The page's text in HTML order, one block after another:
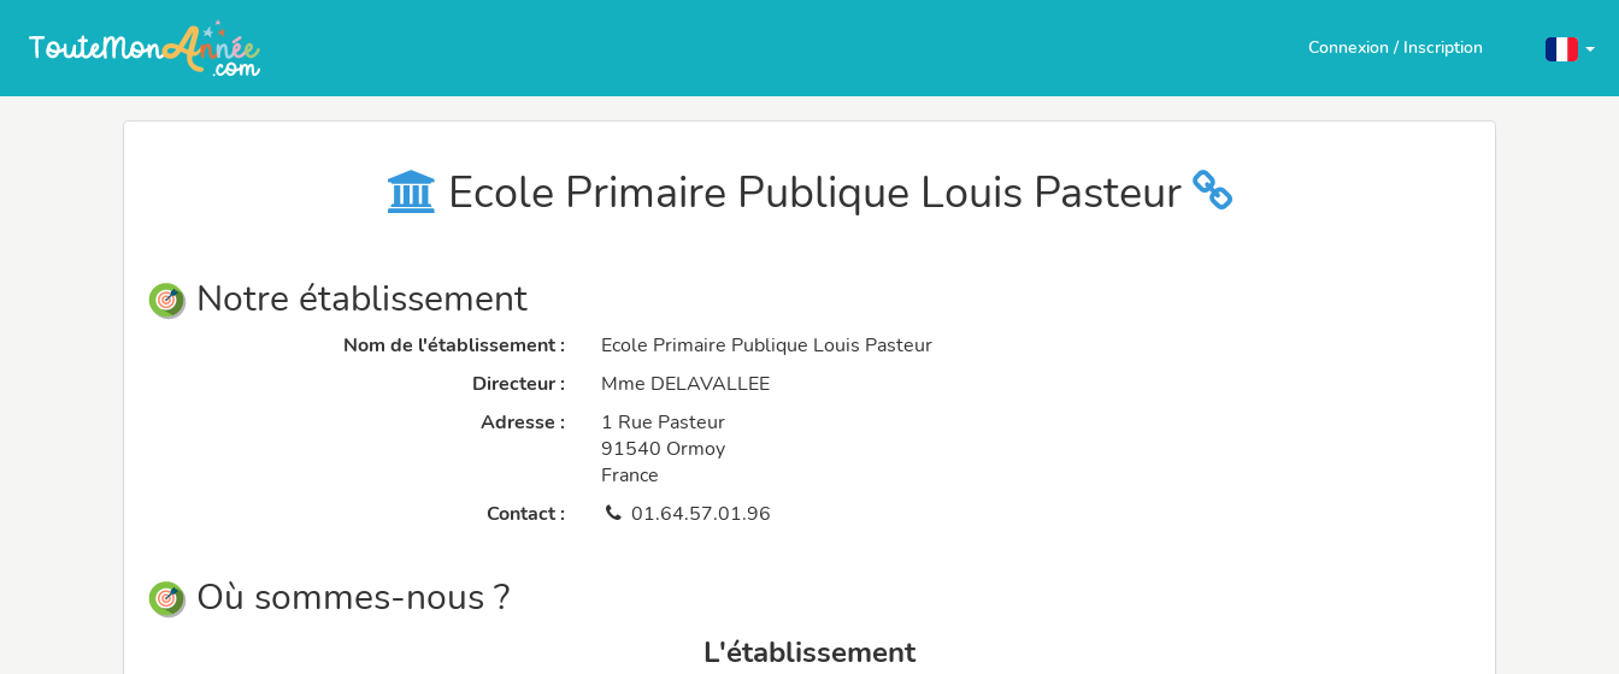
Connexion / Inscription
Ecole Primaire Publique Louis Pasteur
Notre établissement
Nom de l'établissement :
Ecole Primaire Publique Louis Pasteur
Directeur :
Mme DELAVALLEE
Adresse :
1 Rue Pasteur
91540 Ormoy
France
Contact :
01.64.57.01.96
Où sommes-nous ?
L'établissement